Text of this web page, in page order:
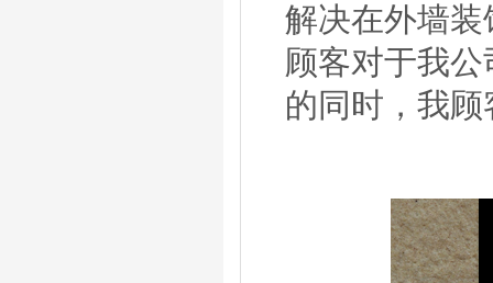
解决在外墙
顾客对于我
的同时，我